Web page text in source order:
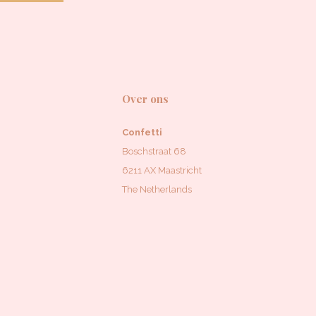
Over ons
Confetti
Boschstraat 68
6211 AX Maastricht
The Netherlands